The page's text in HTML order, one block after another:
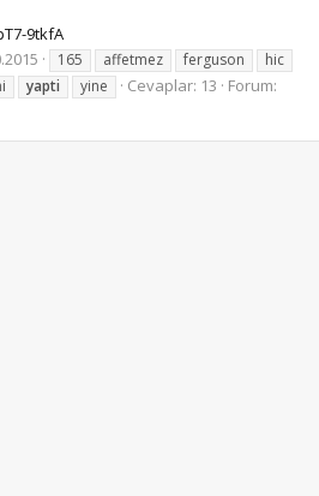
9tkfA
165 affetmez ferguson
hic
yapti yine Cevaplar: 13
Forum: